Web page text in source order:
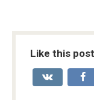
Like this